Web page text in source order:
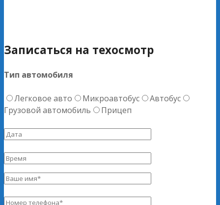
Записаться на техосмотр
Тип автомобиля
Легковое авто Микроавтобус
Автобус
Грузовой автомобиль
Прицеп